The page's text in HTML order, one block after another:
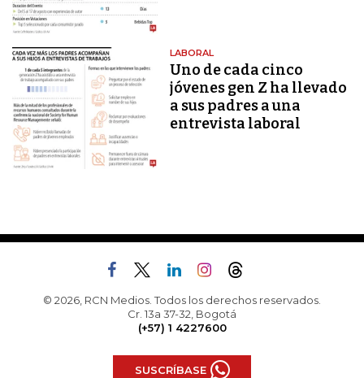
LABORAL
Uno de cada cinco
jóvenes gen Z ha llevado
a sus padres a una
entrevista laboral
© 2026, RCN Medios. Todos los derechos reservados.
Cr. 13a 37-32, Bogotá
(+57) 1 4227600
SUSCRÍBASE